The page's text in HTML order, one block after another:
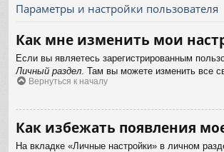
Параметры и настройки пользователя
Как мне изменить мои
Если вы являетесь зарегистрированным
Личный раздел. Там вы можете изменить все
Вернуться к началу
Как избежать появления
На вкладке «Личные настройки» в личном